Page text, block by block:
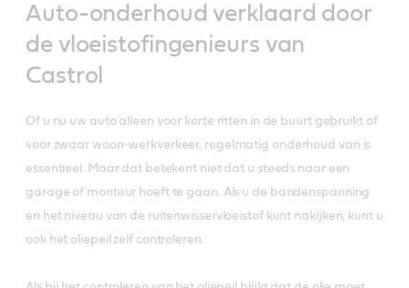
Auto-onderhoud verklaard door
de vloeistofingenieurs van
Castrol
Of u nu uw auto alleen voor korte ritten in de buurt gebruikt of
voor zwaar woon-werkverkeer, regelmatig onderhoud van is
essentieel. Maar dat betekent niet dat u steeds naar een
garage of monteur hoeft te gaan. Als u de bandenspanning
en het niveau van de ruitenwisservloeistof kunt nakijken, kunt u
ook het oliepeil zelf controleren.